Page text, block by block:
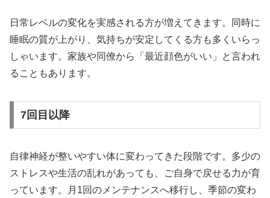
日常レベルの変化を実感される方が増えてきます。同時に
睡眠の質が上がり、気持ちが安定してくる方も多くいらっ
しゃいます。家族や同僚から「最近顔色がいい」と言われ
ることもあります。
7回目以降
自律神経が整いやすい体に変わってきた段階です。多少の
ストレスや生活の乱れがあっても、ご自身で戻せる力が育
っています。月1回のメンテナンスへ移行し、季節の変わ